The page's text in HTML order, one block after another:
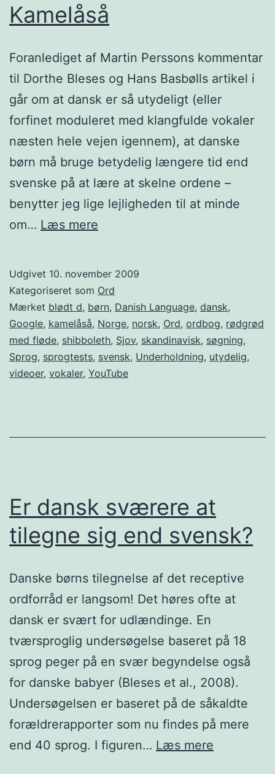
Kamelåså
Foranlediget af Martin Perssons kommentar
til Dorthe Bleses og Hans Basbølls artikel i
går om at dansk er så utydeligt (eller
forfinet moduleret med klangfulde vokaler
næsten hele vejen igennem), at danske
børn må bruge betydelig længere tid end
svenske på at lære at skelne ordene –
benytter jeg lige lejligheden til at minde
om… Læs mere
Udgivet 10. november 2009
Kategoriseret som Ord
Mærket blødt d, børn, Danish Language, dansk,
Google, kamelåså, Norge, norsk, Ord, ordbog, rødgrød
med fløde, shibboleth, Sjov, skandinavisk, søgning,
Sprog, sprogtests, svensk, Underholdning, utydelig,
videoer, vokaler, YouTube
Er dansk sværere at
tilegne sig end svensk?
Danske børns tilegnelse af det receptive
ordforråd er langsom! Det høres ofte at
dansk er svært for udlændinge. En
tværsproglig undersøgelse baseret på 18
sprog peger på en svær begyndelse også
for danske babyer (Bleses et al., 2008).
Undersøgelsen er baseret på de såkaldte
forældrerapporter som nu findes på mere
end 40 sprog. I figuren… Læs mere